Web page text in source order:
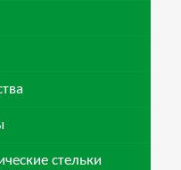
стельки